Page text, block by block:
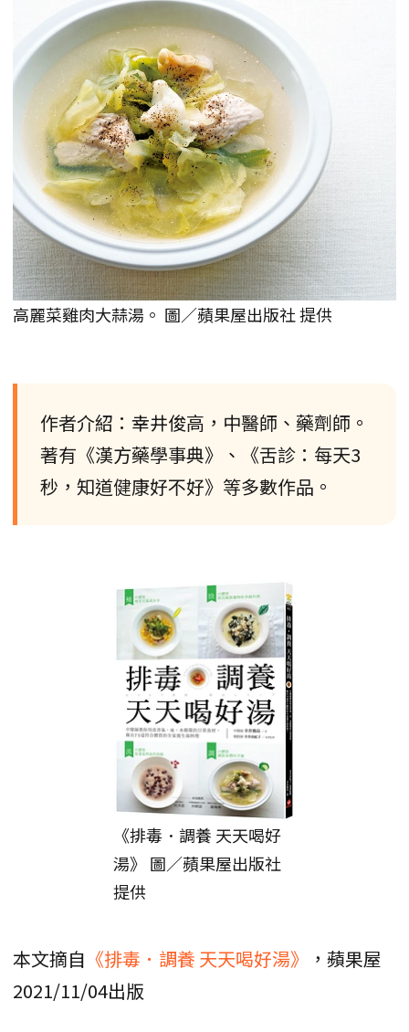
高麗菜雞肉大蒜湯。 圖／蘋果屋出版社 提供
作者介紹：幸井俊高，中醫師、藥劑師。
著有《漢方藥學事典》、《舌診：每天3
秒，知道健康好不好》等多數作品。
《排毒．調養 天天喝好
湯》 圖／蘋果屋出版社
提供
本文摘自 《排毒．調養 天天喝好湯》
，蘋果屋
2021/11/04出版